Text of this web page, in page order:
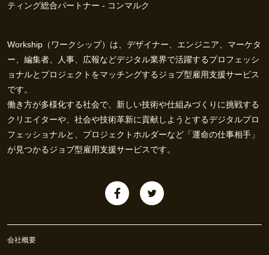
ティング総合パートナー - コンマルク
Workship（ワークシップ）は、デザイナー、エンジニア、マーケタ
ー、編集者、人事、広報などデジタル業界で活躍するプロフェッシ
ョナルとプロジェクトをマッチングするジョブ型雇用支援サービス
です。
働き方が多様化する社会で、新しい技術や仕組みづくりに挑戦する
クリエイターや、社会や技術革新に貢献しようとするデジタルプロ
フェッショナルと、プロジェクトホルダーなど「運命の仕事相手」
が見つかるジョブ型雇用支援サービスです。
会社概要